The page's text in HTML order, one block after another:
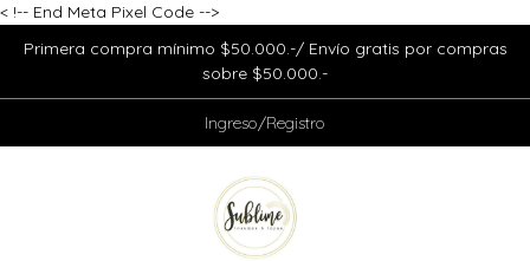
< !-- End Meta Pixel Code -->
Primera compra mínimo $50.000.-/ Envío gratis por compras
sobre $50.000.-
Ingreso/Registro